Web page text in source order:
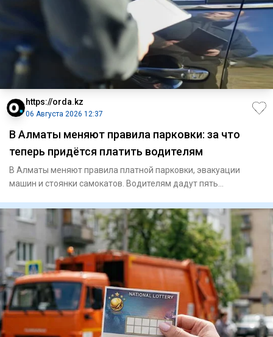
https://orda.kz
06 Августа 2026 12:37
В Алматы меняют правила парковки: за что
теперь придётся платить водителям
В Алматы меняют правила платной парковки, эвакуации
машин и стоянки самокатов. Водителям дадут пять